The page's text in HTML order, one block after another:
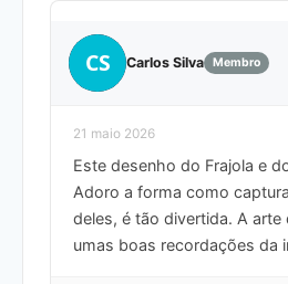
CS Carlos Silva Membro
21 maio 2026
Este desenho do Frajola e
Adoro a forma como
deles, é tão divertida. A
umas boas recordações da